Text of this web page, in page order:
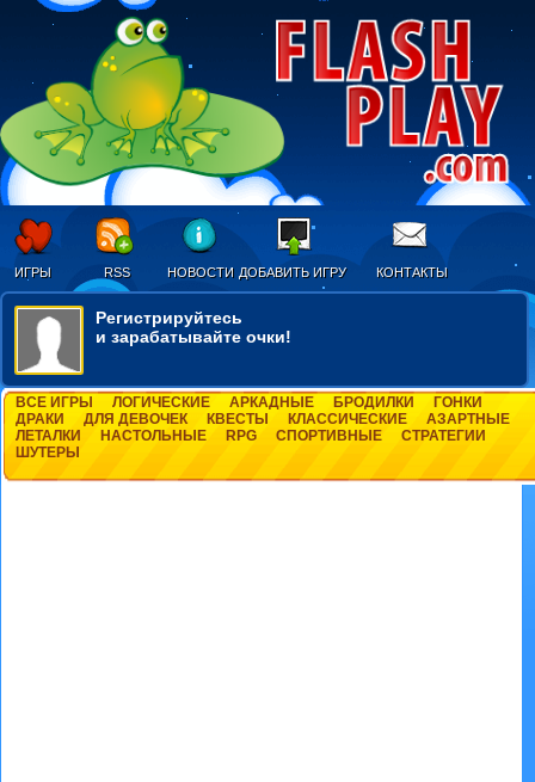
ИГРЫ RSS НОВОСТИ ДОБАВИТЬ ИГРУ КОНТАКТЫ
Регистрируйтесь
и зарабатывайте очки!
ВСЕ ИГРЫ ЛОГИЧЕСКИЕ АРКАДНЫЕ БРОДИЛКИ
ГОНКИ
ДРАКИ
ДЛЯ ДЕВОЧЕК КВЕСТЫ КЛАССИЧЕСКИЕ
АЗАРТНЫЕ
ЛЕТАЛКИ
НАСТОЛЬНЫЕ RPG СПОРТИВНЫЕ
СТРАТЕГИИ
ШУТЕРЫ